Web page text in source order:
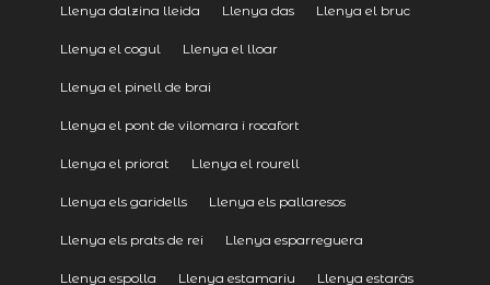
Llenya dalzina lleida Llenya das Llenya el bruc
Llenya el cogul Llenya el lloar
Llenya el pinell de brai
Llenya el pont de vilomara i rocafort
Llenya el priorat Llenya el rourell
Llenya els garidells Llenya els pallaresos
Llenya els prats de rei Llenya esparreguera
Llenya espolla Llenya estamariu Llenya estaràs